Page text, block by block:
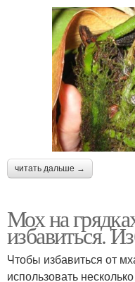
читать дальше →
Мох на
избавиться.
Чтобы избавиться от
использовать